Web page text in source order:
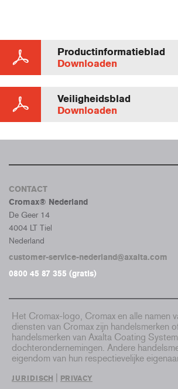
Productinformatieblad
Downloaden
Veiligheidsblad
Downloaden
CONTACT
Cromax® Nederland
De Geer 14
4004 LT Tiel
Nederland
customer-service-nederland@axalta.com
0800 45 87 355 (gratis)
Het Cromax-logo, Cromax en alle namen
diensten van Cromax zijn handelsmerken
handelsmerken van Axalta Coating
dochterondernemingen. Andere
eigendom van hun respectievelijke
JURIDISCH PRIVACY